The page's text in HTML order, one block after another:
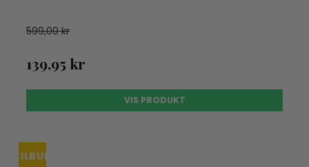
599,00 kr
139,95 kr
VIS PRODUKT
TILBUD